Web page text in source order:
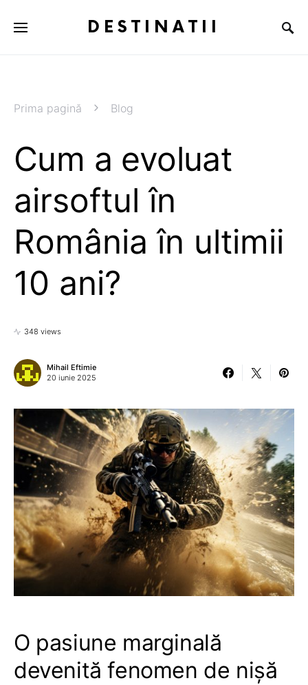
DESTINATII
Prima pagină Blog
Cum a evoluat
airsoftul în
România în ultimii
10 ani?
348 views
Mihail Eftimie
20 iunie 2025
O pasiune marginală
devenită fenomen de nișă